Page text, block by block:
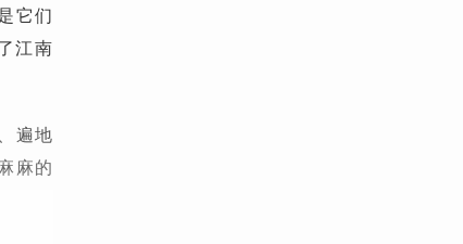
它们
江南
遍地
麻的